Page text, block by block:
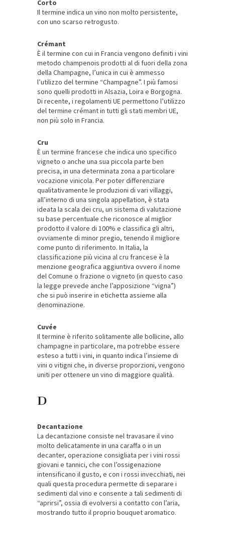
Corto
Il termine indica un vino non molto persistente,
con uno scarso retrogusto.
Crémant
È il termine con cui in Francia vengono definiti i vini
metodo champenois prodotti al di fuori della zona
della Champagne, l’unica in cui è ammesso
l’utilizzo del termine “Champagne”. I più famosi
sono quelli prodotti in Alsazia, Loira e Borgogna.
Di recente, i regolamenti UE permettono l’utilizzo
del termine crémant in tutti gli stati membri UE,
non più solo in Francia.
Cru
È un termine francese che indica uno specifico
vigneto o anche una sua piccola parte ben
precisa, in una determinata zona a particolare
vocazione vinicola. Per poter differenziare
qualitativamente le produzioni di vari villaggi,
all’interno di una singola appellation, è stata
ideata la scala dei cru, un sistema di valutazione
su base percentuale che riconosce al miglior
prodotto il valore di 100% e classifica gli altri,
ovviamente di minor pregio, tenendo il migliore
come punto di riferimento. In Italia, la
classificazione più vicina al cru francese è la
menzione geografica aggiuntiva ovvero il nome
del Comune o frazione o vigneto (in questo caso
la legge prevede anche l’apposizione “vigna”)
che si può inserire in etichetta assieme alla
denominazione.
Cuvée
Il termine è riferito solitamente alle bollicine, allo
champagne in particolare, ma potrebbe essere
esteso a tutti i vini, in quanto indica l’insieme di
vini o vitigni che, in diverse proporzioni, vengono
uniti per ottenere un vino di maggiore qualità.
D
Decantazione
La decantazione consiste nel travasare il vino
molto delicatamente in una caraffa o in un
decanter, operazione consigliata per i vini rossi
giovani e tannici, che con l’ossigenazione
intensificano il gusto, e con i rossi invecchiati, nei
quali questa procedura permette di separare i
sedimenti dal vino e consente a tali sedimenti di
“aprirsi”, ossia di evolversi a contatto con l’aria,
mostrando tutto il proprio bouquet aromatico.